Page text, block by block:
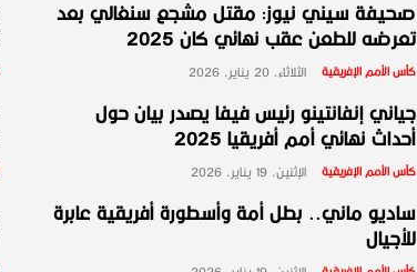
صحيفة سيني نيوز: مقتل مشجع سنغالي بعد
تعرضه للطعن عقب نهائي كان 2025
كأس الأمم الإفريقية الثلاثاء، 20 يناير، 2026
جياني إنفانتينو رئيس فيفا يصدر بيان حول
أحداث نهائي أمم أفريقيا 2025
كأس الأمم الإفريقية الإثنين، 19 يناير، 2026
ساديو ماني.. بطل أمة وأسطورة أفريقية عابرة
للأجيال